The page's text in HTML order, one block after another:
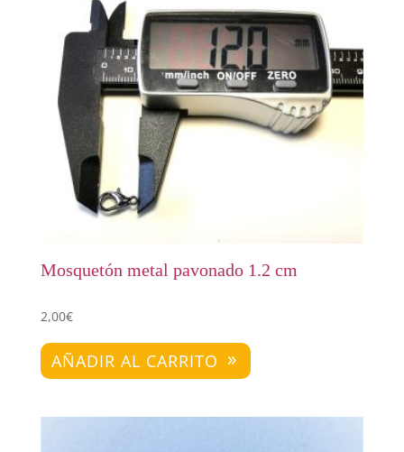
Mosquetón metal pavonado 1.2 cm
2,00€
AÑADIR AL CARRITO